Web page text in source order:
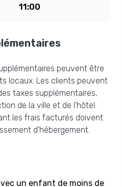
11:00
peuvent être
locaux. Les clients peuvent
taxes supplémentaires,
de la ville et de l'hôtel.
les frais facturés doivent
d'hébergement.
un enfant de moins de